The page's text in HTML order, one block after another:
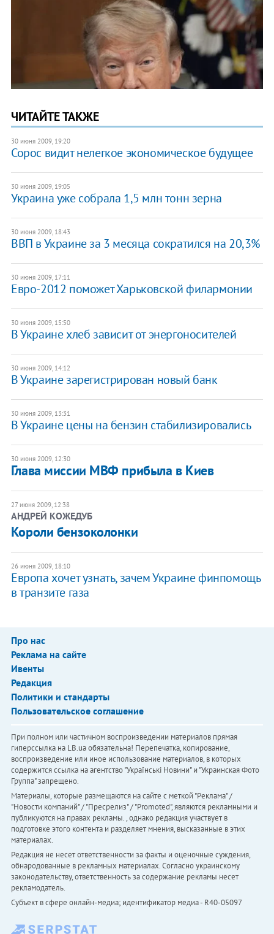
ЧИТАЙТЕ ТАКЖЕ
30 июня 2009, 19:20
Сорос видит нелегкое экономическое будущее
30 июня 2009, 19:05
Украина уже собрала 1,5 млн тонн зерна
30 июня 2009, 18:43
ВВП в Украине за 3 месяца сократился на 20,3%
30 июня 2009, 17:11
Евро-2012 поможет Харьковской филармонии
30 июня 2009, 15:50
В Украине хлеб зависит от энергоносителей
30 июня 2009, 14:12
В Украине зарегистрирован новый банк
30 июня 2009, 13:31
В Украине цены на бензин стабилизировались
30 июня 2009, 12:30
Глава миссии МВФ прибыла в Киев
27 июня 2009, 12:38
АНДРЕЙ КОЖЕДУБ
Короли бензоколонки
26 июня 2009, 18:10
Европа хочет узнать, зачем Украине финпомощь
в транзите газа
Про нас
Реклама на сайте
Ивенты
Редакция
Политики и стандарты
Пользовательское соглашение
При полном или частичном воспроизведении материалов прямая
гиперссылка на LB.ua обязательна! Перепечатка, копирование,
воспроизведение или иное использование материалов, в которых
содержится ссылка на агентство "Українськi Новини" и "Украинская Фото
Группа" запрещено.
Материалы, которые размещаются на сайте с меткой "Реклама" /
"Новости компаний" / "Пресрелиз" / "Promoted", являются рекламными и
публикуются на правах рекламы. , однако редакция участвует в
подготовке этого контента и разделяет мнения, высказанные в этих
материалах.
Редакция не несет ответственности за факты и оценочные суждения,
обнародованные в рекламных материалах. Согласно украинскому
законодательству, ответственность за содержание рекламы несет
рекламодатель.
Субъект в сфере онлайн-медиа; идентификатор медиа - R40-05097